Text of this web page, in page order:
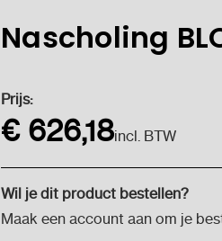
Nascholing
Huidige
voorraad:
Prijs:
€ 626,18incl. BTW
Wil je dit product bestellen?
Maak een account aan om je